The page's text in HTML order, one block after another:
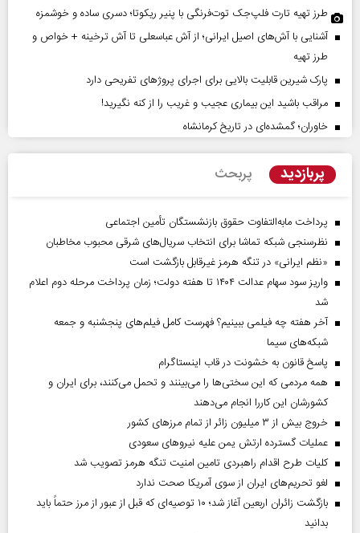
طرز تهیه تارت فلپ‌جک توت‌فرنگی با پنیر ریکوتا؛ دسری ساده و خوشمزه
آشنایی با آش‌های اصیل ایرانی؛ از آش عباسعلی تا آش ترخینه + خواص و
طرز تهیه
پارک شیرین قابلیت‌ بالایی برای اجرای پروژهای تفریحی دارد
مراقب باشید این بیماری عجیب و غریب را از کنه نگیرید!
خاوران؛ گمشده‌ای در تاریخ کرمانشاه
پربازدید پربحث
پرداخت مابه‌التفاوت حقوق بازنشستگان تأمین اجتماعی
نظرسنجی شبکه تماشا برای انتخاب سریال‌های شرقی محبوب مخاطبان
«نظم ایرانی» در تنگه هرمز غیرقابل بازگشت است
واریز سود سهام عدالت ۱۴۰۴ تا هفته دولت؛ زمان پرداخت مرحله دوم اعلام
شد
آخر هفته چه فیلمی ببینیم؟ فهرست کامل فیلم‌های پنجشنبه و جمعه
شبکه‌های سیما
پاسخ قانون به خشونت در قاب اینستاگرام
همه مردمی که این سختی‌ها را می‌بینند و تحمل می‌کنند، برای ایران و
کشورشان این کاررا انجام می‌دهند
خروج بیش از ۳ میلیون زائر از تمام مرز‌های کشور
عملیات گسترده ارتش یمن علیه نیروهای سعودی
کلیات طرح اقدام راهبردی تامین امنیت تنگه هرمز تصویب شد
لغو تحریم‌های ایران از سوی آمریکا صحت ندارد
بازگشت زائران اربعین آغاز شد؛ ۱۰ توصیه‌ای که قبل از عبور از مرز حتماً باید
بدانید